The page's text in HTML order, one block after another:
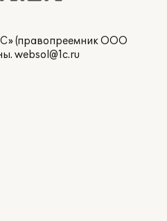
(правопреемник ООО
websol@1c.ru